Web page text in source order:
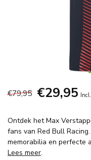
€79,95 €29,95
Ontdek het Max
fans van Red Bull
memorabilia en perfecte
Lees meer.